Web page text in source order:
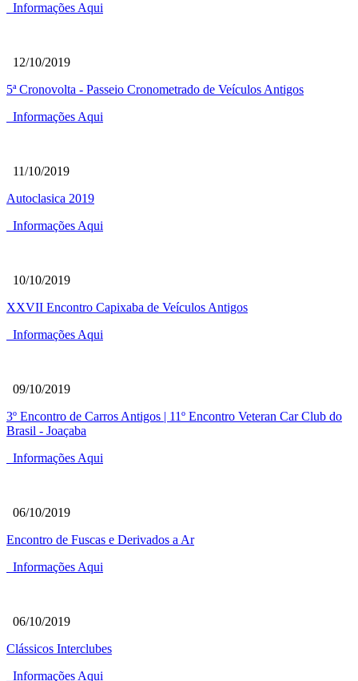
Informações Aqui
12/10/2019
5ª Cronovolta - Passeio Cronometrado de Veículos Antigos
Informações Aqui
11/10/2019
Autoclasica 2019
Informações Aqui
10/10/2019
XXVII Encontro Capixaba de Veículos Antigos
Informações Aqui
09/10/2019
3º Encontro de Carros Antigos | 11º Encontro Veteran Car Club do
Brasil - Joaçaba
Informações Aqui
06/10/2019
Encontro de Fuscas e Derivados a Ar
Informações Aqui
06/10/2019
Clássicos Interclubes
Informações Aqui